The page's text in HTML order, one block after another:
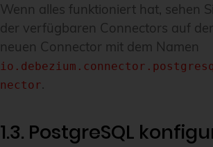
Wenn alles funktioniert hat, sehen
der verfügbaren Connectors auf
neuen Connector mit dem Namen
nector.
1.3. PostgreSQL